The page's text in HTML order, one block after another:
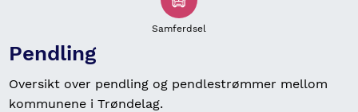
Samferdsel
Pendling
Oversikt over pendling og pendlestrømmer mellom
kommunene i Trøndelag.